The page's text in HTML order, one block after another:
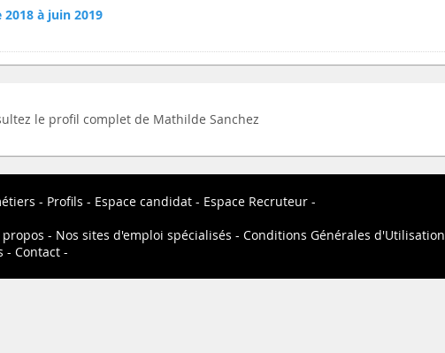
à juin 2019
le profil complet de Mathilde Sanchez
Profils Espace candidat
Espace Recruteur
propos Nos sites d'emploi spécialisés Conditions Générales d'Utilisation
Contact